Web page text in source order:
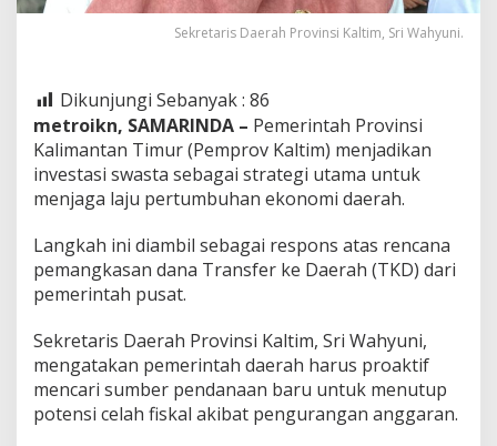
Sekretaris Daerah Provinsi Kaltim, Sri Wahyuni.
Dikunjungi Sebanyak : 86
metroikn, SAMARINDA – Pemerintah Provinsi
Kalimantan Timur (Pemprov Kaltim) menjadikan
investasi swasta sebagai strategi utama untuk
menjaga laju pertumbuhan ekonomi daerah.
Langkah ini diambil sebagai respons atas rencana
pemangkasan dana Transfer ke Daerah (TKD) dari
pemerintah pusat.
Sekretaris Daerah Provinsi Kaltim, Sri Wahyuni,
mengatakan pemerintah daerah harus proaktif
mencari sumber pendanaan baru untuk menutup
potensi celah fiskal akibat pengurangan anggaran.